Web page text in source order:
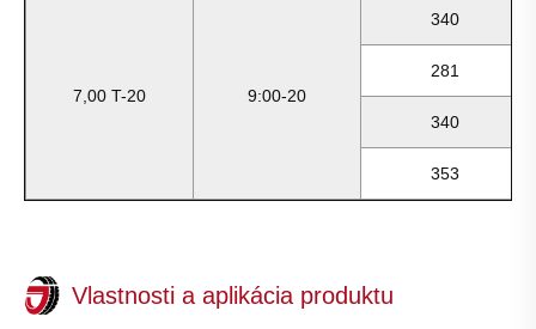
7,00 T-20 9:00-20
340
281
340
353
Vlastnosti a aplikácia produktu